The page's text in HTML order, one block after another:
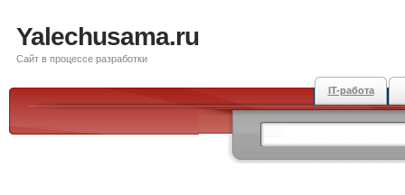
Yalechusama.ru
Сайт в процессе разработки
IT-работа